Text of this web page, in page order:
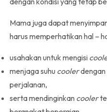
Mama juga dapat
harus memperhatikan hal –
usahakan untuk mengisi
menjaga suhu coolerdengan
perjalanan,
serta mendinginkan cooler